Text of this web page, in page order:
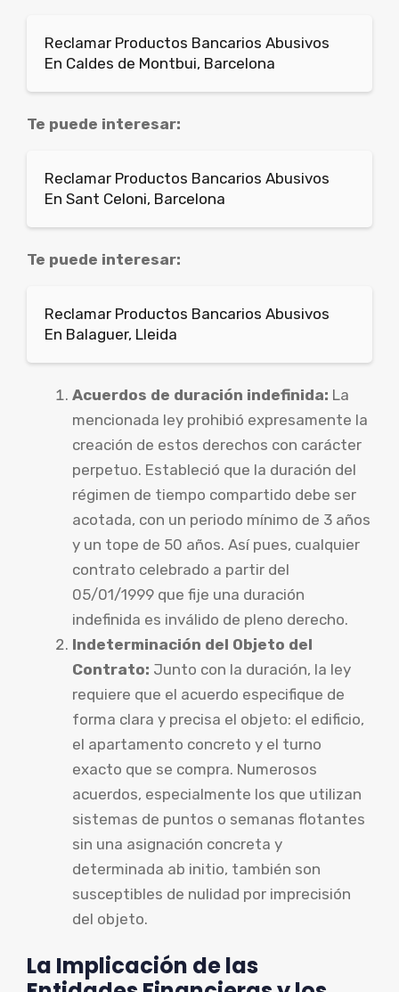
Reclamar Productos Bancarios Abusivos
En Caldes de Montbui, Barcelona
Te puede interesar:
Reclamar Productos Bancarios Abusivos
En Sant Celoni, Barcelona
Te puede interesar:
Reclamar Productos Bancarios Abusivos
En Balaguer, Lleida
Acuerdos de duración indefinida: La
mencionada ley prohibió expresamente la
creación de estos derechos con carácter
perpetuo. Estableció que la duración del
régimen de tiempo compartido debe ser
acotada, con un periodo mínimo de 3 años
y un tope de 50 años. Así pues, cualquier
contrato celebrado a partir del
05/01/1999 que fije una duración
indefinida es inválido de pleno derecho.
Indeterminación del Objeto del
Contrato: Junto con la duración, la ley
requiere que el acuerdo especifique de
forma clara y precisa el objeto: el edificio,
el apartamento concreto y el turno
exacto que se compra. Numerosos
acuerdos, especialmente los que utilizan
sistemas de puntos o semanas flotantes
sin una asignación concreta y
determinada ab initio, también son
susceptibles de nulidad por imprecisión
del objeto.
La Implicación de las